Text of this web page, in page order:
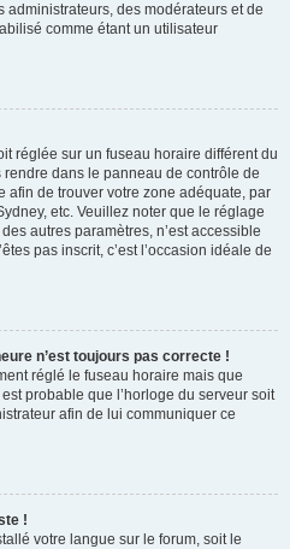
des modérateurs et de
comme étant un utilisateur
réglée sur un fuseau horaire différent du
dans le panneau de contrôle de
afin de trouver votre zone adéquate, par
etc. Veuillez noter que le réglage
autres paramètres, n’est accessible
pas inscrit, c’est l’occasion idéale de
n’est toujours pas correcte !
réglé le fuseau horaire mais que
probable que l’horloge du serveur soit
afin de lui communiquer ce
!
votre langue sur le forum, soit le